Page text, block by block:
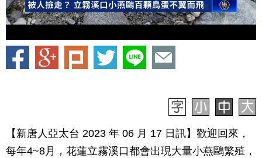
【新唐人亞太台 2023 年 06 月 17 日訊】歡迎回來，
每年4~8月，花蓮立霧溪口都會出現大量小燕鷗繁殖，